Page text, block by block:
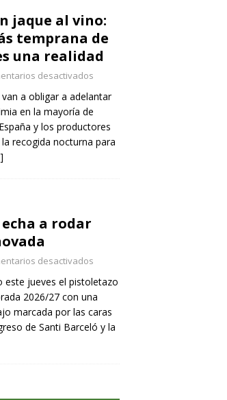
jaque al vino:
temprana de
una realidad
desactivados
a obligar a adelantar
en la mayoría de
y los productores
recogida nocturna para
echa a rodar
desactivados
este jueves el pistoletazo
2026/27 con una
marcada por las caras
de Santi Barceló y la